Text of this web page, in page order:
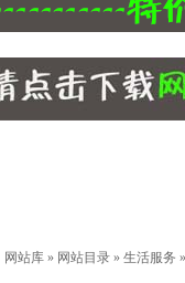
网站库 » 网站目录 » 生活服务